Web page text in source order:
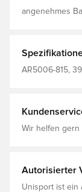
angenehmes
AR5006-815,
Wir helfen gern
Autorisierter
Unisport ist ein